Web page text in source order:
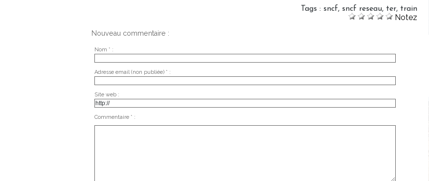
Tags : sncf, sncf reseau, ter, train
Notez
Nouveau commentaire :
Nom * :
Adresse email (non publiée) * :
Site web :
Commentaire * :